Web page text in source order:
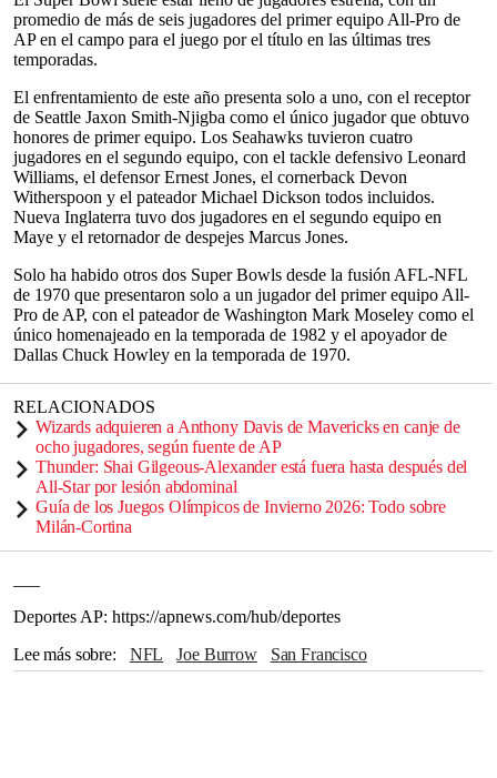
promedio de más de seis jugadores del primer equipo All-Pro de
AP en el campo para el juego por el título en las últimas tres
temporadas.
El enfrentamiento de este año presenta solo a uno, con el receptor
de Seattle Jaxon Smith-Njigba como el único jugador que obtuvo
honores de primer equipo. Los Seahawks tuvieron cuatro
jugadores en el segundo equipo, con el tackle defensivo Leonard
Williams, el defensor Ernest Jones, el cornerback Devon
Witherspoon y el pateador Michael Dickson todos incluidos.
Nueva Inglaterra tuvo dos jugadores en el segundo equipo en
Maye y el retornador de despejes Marcus Jones.
Solo ha habido otros dos Super Bowls desde la fusión AFL-NFL
de 1970 que presentaron solo a un jugador del primer equipo All-
Pro de AP, con el pateador de Washington Mark Moseley como el
único homenajeado en la temporada de 1982 y el apoyador de
Dallas Chuck Howley en la temporada de 1970.
RELACIONADOS
Wizards adquieren a Anthony Davis de Mavericks en canje de
ocho jugadores, según fuente de AP
Thunder: Shai Gilgeous-Alexander está fuera hasta después del
All-Star por lesión abdominal
Guía de los Juegos Olímpicos de Invierno 2026: Todo sobre
Milán-Cortina
Deportes AP: https://apnews.com/hub/deportes
Lee más sobre
NFL Joe Burrow
San Francisco